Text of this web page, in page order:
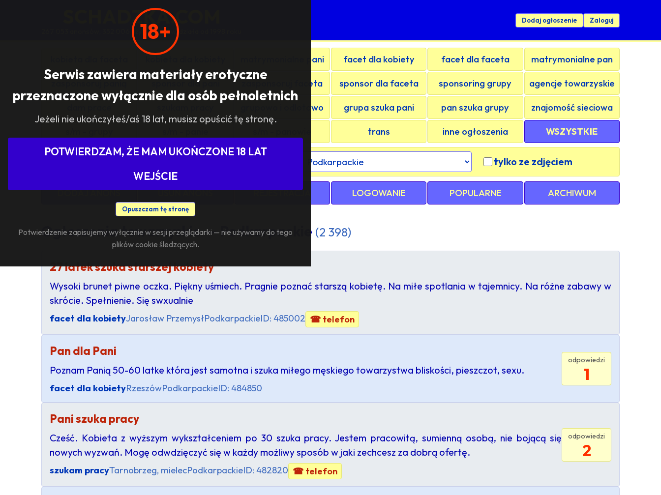
18+
Serwis zawiera materiały erotyczne
przeznaczone wyłącznie dla osób pełnoletnich
Jeżeli nie ukończyłeś/aś 18 lat, musisz opuścić tę stronę.
POTWIERDZAM, ŻE MAM UKOŃCZONE 18 LAT
WEJŚCIE
Opuszczam tę stronę
Potwierdzenie zapisujemy wyłącznie w sesji przeglądarki — nie używamy do tego
plików cookie śledzących.
SCHADZKA.COM
267 053 anonsów, 352 006 użytkowników, działa od 1998 roku
Dodaj ogłoszenie Zaloguj
matrymonialne pani facet dla kobiety facet dla faceta matrymonialne pan
sponsor dla pani zasponsoruj faceta sponsor dla faceta sponsoring grupy agencje towarzyskie
grupowo i odlotowo grupa szuka pani pan szuka grupy znajomość sieciowa
trans inne ogłoszenia WSZYSTKIE
Pokaż tylko ogłoszenia z województwa / kraju: tylko ze zdjęciem
DODAJ ANONS USUŃ ANONS REJESTRACJA LOGOWANIE POPULARNE ARCHIWUM
Ogłoszenia towarzyskie — Podkarpackie (2 398)
27 latek szuka starszej kobiety
Wysoki brunet piwne oczka. Piękny uśmiech. Pragnie poznać starszą kobietę. Na miłe spotlania w tajemnicy. Na różne zabawy w
skrócie. Spełnienie. Się swxualnie
facet dla kobietyJarosław PrzemysłPodkarpackieID: 485002 ☎ telefon
Pan dla Pani
Poznam Panią 50-60 latke która jest samotna i szuka miłego męskiego towarzystwa bliskości, pieszczot, sexu.
facet dla kobietyRzeszówPodkarpackieID: 484850
odpowiedzi
1
Pani szuka pracy
Cześć. Kobieta z wyższym wykształceniem po 30 szuka pracy. Jestem pracowitą, sumienną osobą, nie bojącą się
nowych wyzwań. Mogę odwdzięczyć się w każdy możliwy sposób w jaki zechcesz za dobrą ofertę.
szukam pracyTarnobrzeg, mielecPodkarpackieID: 482820 ☎ telefon
odpowiedzi
2